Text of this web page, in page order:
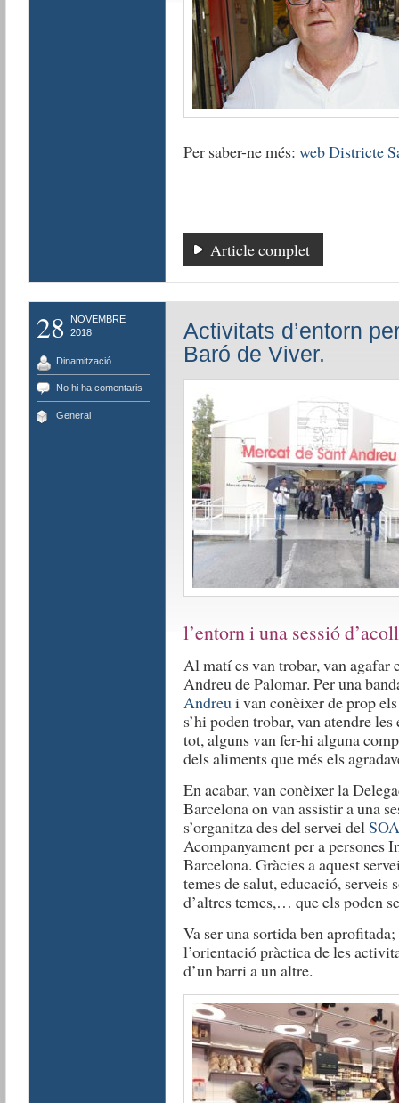
Per saber-ne més: web Districte
Article complet
28
NOVEMBRE
2018
Dinamització
No hi ha comentaris
General
Activitats d’entorn
Baró de Viver.
l’entorn i una sessió
Al matí es van trobar, van agafar
Andreu de Palomar. Per una
Andreui van conèixer de prop
s’hi poden trobar, van atendre
tot, alguns van fer-hi alguna
dels aliments que més els
En acabar, van conèixer la
Barcelona on van assistir a una
s’organitza des del servei del
Acompanyament per a persones
Barcelona. Gràcies a aquest
temes de salut, educació,
d’altres temes,… que els poden
Va ser una sortida ben
l’orientació pràctica de les
d’un barri a un altre.